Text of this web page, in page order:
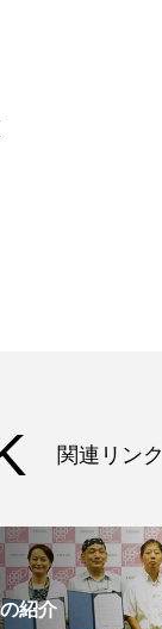
関連リンク
紹介